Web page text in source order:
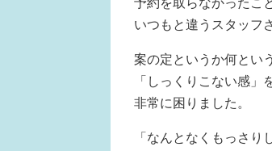
いつもと違うスタッフ
案の定というか何とい
「しっくりこない感」
非常に困りました。
「なんとなくもっさり